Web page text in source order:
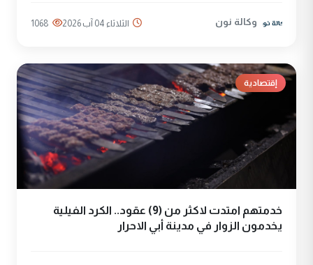
وكالة نون الثلاثاء 04 آب 2026 1068
إقتصادية
خدمتهم امتدت لاكثر من (9) عقود.. الكرد الفيلية
يخدمون الزوار في مدينة أبي الاحرار